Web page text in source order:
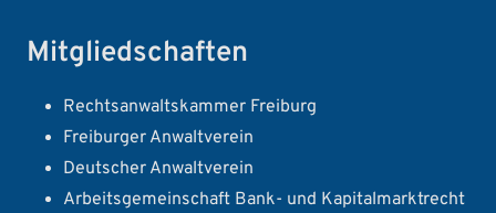
Mitgliedschaften
Rechtsanwaltskammer Freiburg
Freiburger Anwaltverein
Deutscher Anwaltverein
Arbeitsgemeinschaft Bank- und Kapitalmarktrecht